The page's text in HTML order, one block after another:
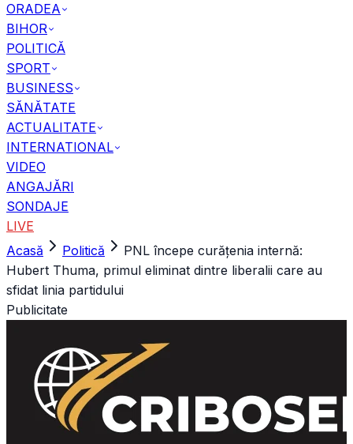
ORADEA
BIHOR
POLITICĂ
SPORT
BUSINESS
SĂNĂTATE
ACTUALITATE
INTERNATIONAL
VIDEO
ANGAJĂRI
SONDAJE
LIVE
Acasă
Politică
PNL începe curățenia internă:
Hubert Thuma, primul eliminat dintre liberalii care au
sfidat linia partidului
Publicitate